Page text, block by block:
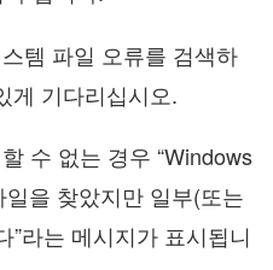
템 파일 오류를 검색하
게 기다리십시오.
수 없는 경우 “Windows
을 찾았지만 일부(또는
”라는 메시지가 표시됩니